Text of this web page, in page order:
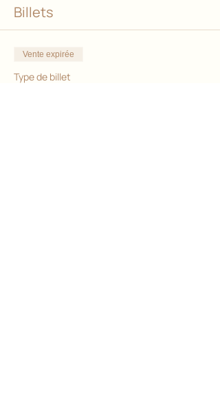
Billets
Vente expirée
Type de billet